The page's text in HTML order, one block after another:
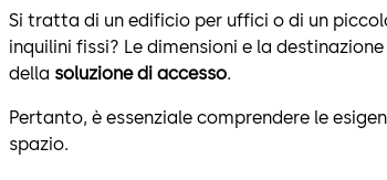
Si tratta di un edificio per uffici o di un
inquilini fissi? Le dimensioni e la
della soluzione di accesso.
Pertanto, è essenziale comprendere le
spazio.